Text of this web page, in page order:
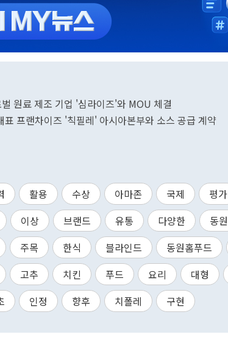
원료 제조 기업 '심라이즈'와 MOU 체결
표 프랜차이즈 '칙필레' 아시아본부와 소스 공급 계약
활용 수상 아마존 국제 평가
이상 브랜드 유통 다양한 동원
주목 한식 블라인드 동원홈푸드
고추 치킨 푸드 요리 대형
인정 향후 치폴레 구현